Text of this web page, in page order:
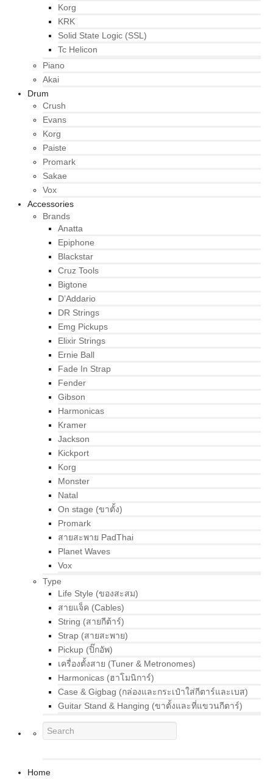
Korg
KRK
Solid State Logic (SSL)
Tc Helicon
Piano
Akai
Drum
Crush
Evans
Korg
Paiste
Promark
Sakae
Vox
Accessories
Brands
Anatta
Epiphone
Blackstar
Cruz Tools
Bigtone
D’Addario
DR Strings
Emg Pickups
Elixir Strings
Ernie Ball
Fade In Strap
Fender
Gibson
Harmonicas
Kramer
Jackson
Kickport
Korg
Monster
Natal
On stage (ขาตั้ง)
Promark
สายสะพาย PadThai
Planet Waves
Vox
Type
Life Style (ของสะสม)
สายแจ็ค (Cables)
String (สายกีต้าร์)
Strap (สายสะพาย)
Pickup (ปิ๊กอัพ)
เครื่องตั้งสาย (Tuner & Metronomes)
Harmonicas (ฮาโมนิการ์)
Case & Gigbag (กล่องและกระเป๋าใส่กีตาร์และเบส)
Guitar Stand & Hanging (ขาตั้งและที่แขวนกีตาร์)
Home